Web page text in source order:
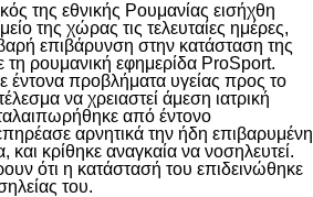
της εθνικής Ρουμανίας εισήχθη
της χώρας τις τελευταίες ημέρες,
επιβάρυνση στην κατάσταση της
ρουμανική εφημερίδα ProSport.
έντονα προβλήματα υγείας προς το
να χρειαστεί άμεση ιατρική
από έντονο
αρνητικά την ήδη επιβαρυμένη
και κρίθηκε αναγκαία να νοσηλευτεί.
ότι η κατάστασή του επιδεινώθηκε
του.